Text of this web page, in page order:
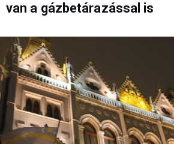
van a gázbetárazással is